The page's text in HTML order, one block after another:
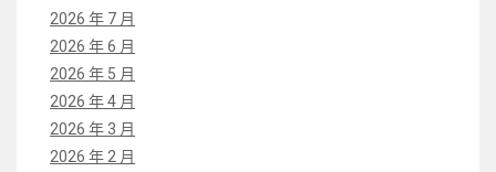
2026 年 7 月
2026 年 6 月
2026 年 5 月
2026 年 4 月
2026 年 3 月
2026 年 2 月